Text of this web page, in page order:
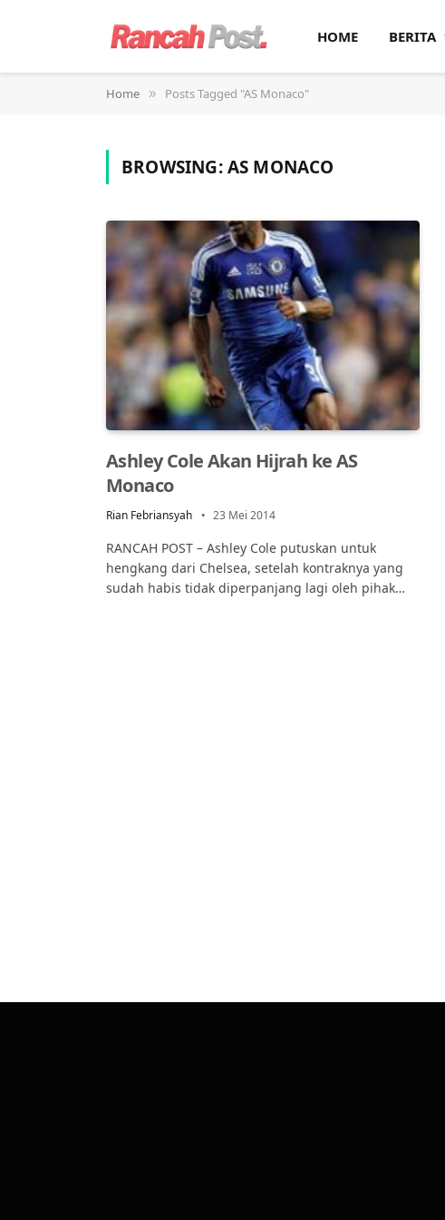
HOME BERITA
Home » Posts Tagged "AS Monaco"
BROWSING:AS MONACO
Ashley Cole Akan Hijrah ke AS
Monaco
Rian Febriansyah 23 Mei 2014
RANCAH POST – Ashley Cole putuskan untuk
hengkang dari Chelsea, setelah kontraknya yang
sudah habis tidak diperpanjang lagi oleh pihak…